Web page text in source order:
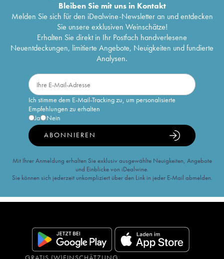
Bleiben Sie mit uns in Kontakt
Melden Sie sich für den iDealwine-Newsletter an und entdecken
Sie unsere exklusiven Weinschätze!
Erhalten Sie direkt in Ihr Postfach handverlesene
Neuentdeckungen, limitierte Angebote, Neuigkeiten und fundierte
Analysen.
Ich stimme dem E-Mail-Tracking zu, um personalisierte
Empfehlungen zu erhalten
Ja
Nein
ABONNIEREN
Mit Ihrer Anmeldung erhalten Sie exklusiv ausgewählte Neuigkeiten, Angebote
und Einblicke von iDealwine.
Sie können sich jederzeit unkompliziert über den Link in jeder E-Mail abmelden.